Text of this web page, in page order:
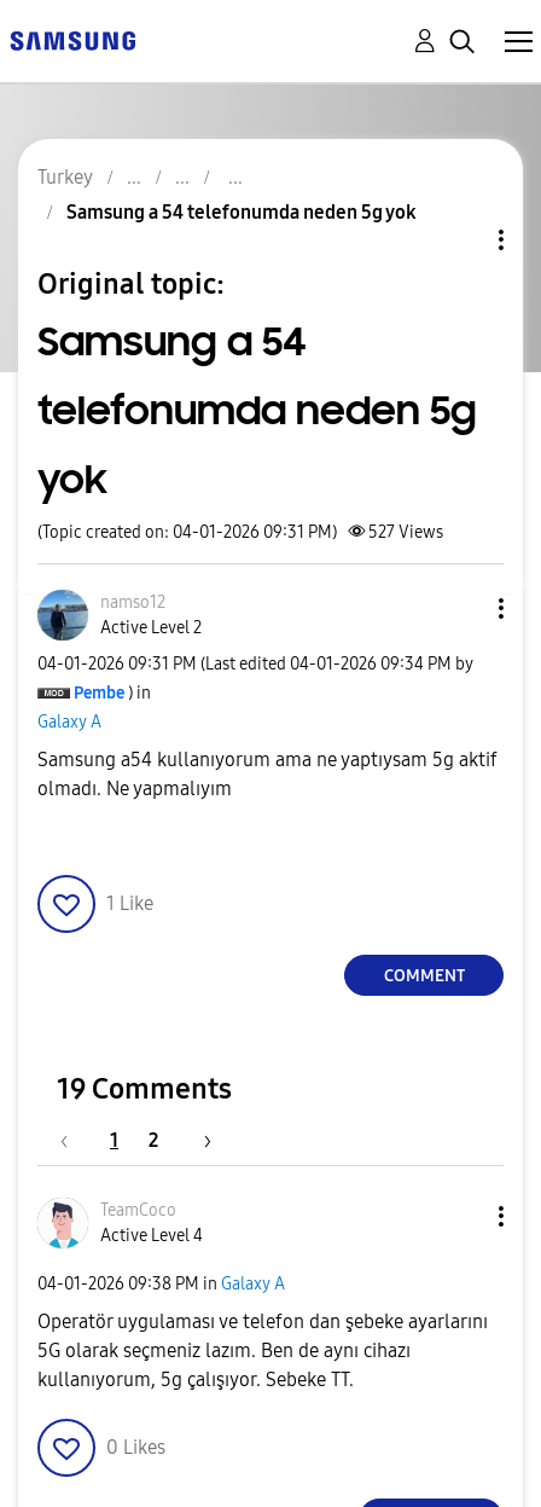
Turkey
Samsung a 54 telefonumda neden 5g yok
Original topic:
Samsung a 54
telefonumda neden 5g
yok
(Topic created on: 04-01-2026 09:31 PM) 527Views
namso12
Active Level 2
‎04-01-2026 09:31 PM (Last edited ‎04-01-2026 09:34 PM by
Pembe ) in
Galaxy A
Samsung a54 kullanıyorum ama ne yaptıysam 5g aktif
olmadı. Ne yapmalıyım
1 Like
COMMENT
19 Comments
1 2
TeamCoco
Active Level 4
‎04-01-2026 09:38 PM in Galaxy A
Operatör uygulaması ve telefon dan şebeke ayarlarını
5G olarak seçmeniz lazım. Ben de aynı cihazı
kullanıyorum, 5g çalışıyor. Sebeke TT.
0 Likes